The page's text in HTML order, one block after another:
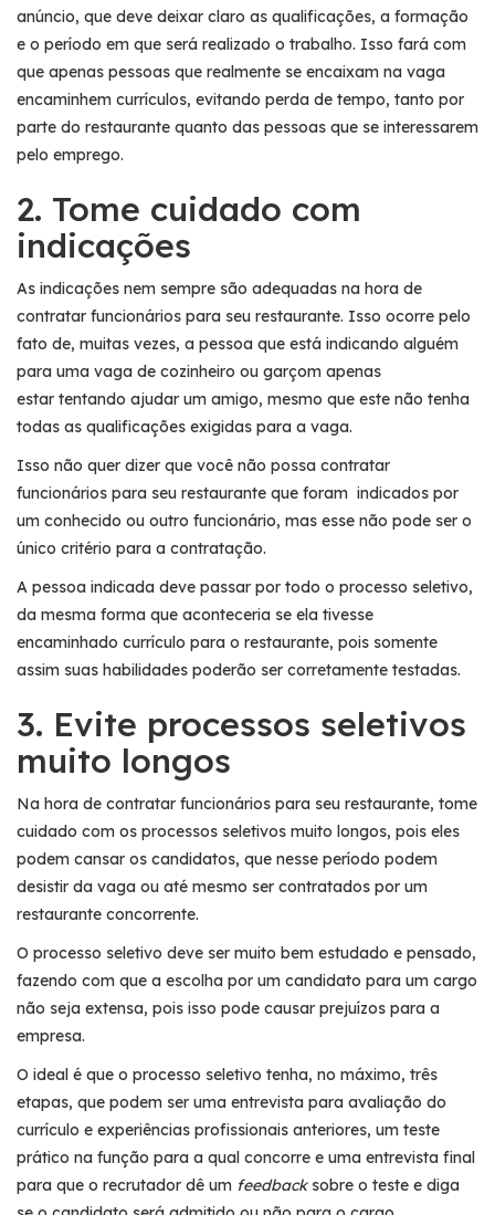
anúncio, que deve deixar claro as qualificações, a formação
e o período em que será realizado o trabalho. Isso fará com
que apenas pessoas que realmente se encaixam na vaga
encaminhem currículos, evitando perda de tempo, tanto por
parte do restaurante quanto das pessoas que se interessarem
pelo emprego.
2. Tome cuidado com
indicações
As indicações nem sempre são adequadas na hora de
contratar funcionários para seu restaurante. Isso ocorre pelo
fato de, muitas vezes, a pessoa que está indicando alguém
para uma vaga de cozinheiro ou garçom apenas
estar tentando ajudar um amigo, mesmo que este não tenha
todas as qualificações exigidas para a vaga.
Isso não quer dizer que você não possa contratar
funcionários para seu restaurante que foram indicados por
um conhecido ou outro funcionário, mas esse não pode ser o
único critério para a contratação.
A pessoa indicada deve passar por todo o processo seletivo,
da mesma forma que aconteceria se ela tivesse
encaminhado currículo para o restaurante, pois somente
assim suas habilidades poderão ser corretamente testadas.
3. Evite processos seletivos
muito longos
Na hora de contratar funcionários para seu restaurante, tome
cuidado com os processos seletivos muito longos, pois eles
podem cansar os candidatos, que nesse período podem
desistir da vaga ou até mesmo ser contratados por um
restaurante concorrente.
O processo seletivo deve ser muito bem estudado e pensado,
fazendo com que a escolha por um candidato para um cargo
não seja extensa, pois isso pode causar prejuízos para a
empresa.
O ideal é que o processo seletivo tenha, no máximo, três
etapas, que podem ser uma entrevista para avaliação do
currículo e experiências profissionais anteriores, um teste
prático na função para a qual concorre e uma entrevista final
para que o recrutador dê um feedbacksobre o teste e diga